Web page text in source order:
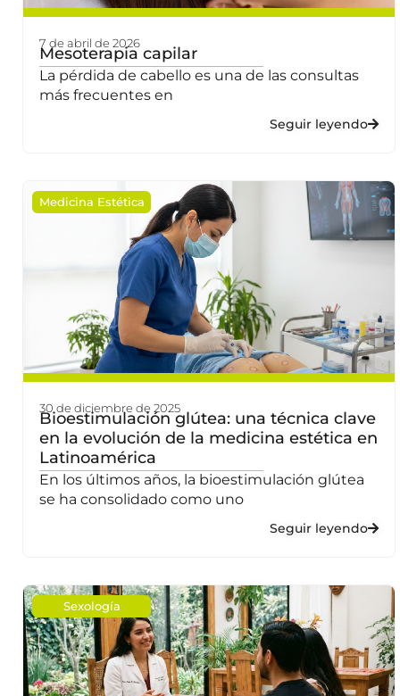
7 de abril de 2026
Mesoterapia capilar
La pérdida de cabello es una de las consultas
más frecuentes en
Seguir leyendo
Medicina Estética
30 de diciembre de 2025
Bioestimulación glútea: una técnica clave
en la evolución de la medicina estética en
Latinoamérica
En los últimos años, la bioestimulación glútea
se ha consolidado como uno
Seguir leyendo
Sexología